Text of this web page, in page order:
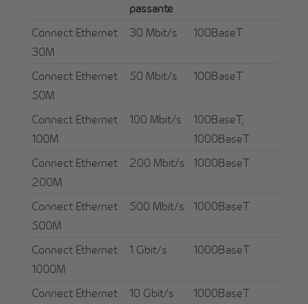
passante
Connect Ethernet
30M
30 Mbit/s 100BaseT
Connect Ethernet
50M
50 Mbit/s 100BaseT
Connect Ethernet
100M
100 Mbit/s
100BaseT,
1000BaseT
Connect Ethernet
200M
200 Mbit/s 1000BaseT
Connect Ethernet
500M
500 Mbit/s 1000BaseT
Connect Ethernet
1000M
1 Gbit/s 1000BaseT
Connect Ethernet
10 Gbit/s 1000BaseT